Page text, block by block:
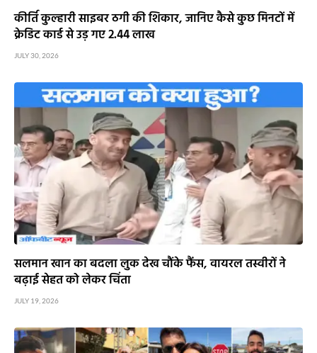
कीर्ति कुल्हारी साइबर ठगी की शिकार, जानिए कैसे कुछ मिनटों में
क्रेडिट कार्ड से उड़ गए 2.44 लाख
JULY 30, 2026
सलमान खान का बदला लुक देख चौंके फैंस, वायरल तस्वीरों ने
बढ़ाई सेहत को लेकर चिंता
JULY 19, 2026